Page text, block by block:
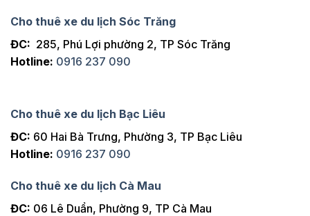
Cho thuê xe du lịch Sóc Trăng
ĐC: 285, Phú Lợi phường 2, TP Sóc Trăng
Hotline: 0916 237 090
Cho thuê xe du lịch Bạc Liêu
ĐC: 60 Hai Bà Trưng, Phường 3, TP Bạc Liêu
Hotline: 0916 237 090
Cho thuê xe du lịch Cà Mau
ĐC: 06 Lê Duẩn, Phường 9, TP Cà Mau